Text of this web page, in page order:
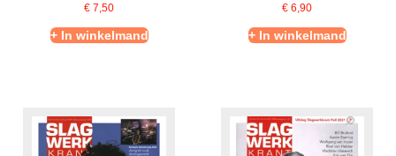
€ 7,50
+ In winkelmand
€ 6,90
+ In winkelmand